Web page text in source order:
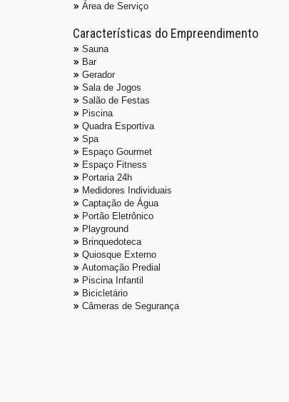
Área de Serviço
Características do Empreendimento
Sauna
Bar
Gerador
Sala de Jogos
Salão de Festas
Piscina
Quadra Esportiva
Spa
Espaço Gourmet
Espaço Fitness
Portaria 24h
Medidores Individuais
Captação de Água
Portão Eletrônico
Playground
Brinquedoteca
Quiosque Externo
Automação Predial
Piscina Infantil
Bicicletário
Câmeras de Segurança